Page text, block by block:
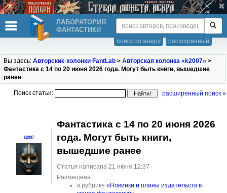
ЛАБОРАТОРИЯ
ФАНТАСТИКИ
расширенный
поиск по жанру
Вы здесь: Авторские колонки FantLab > Авторская колонка «k2007» >
Фантастика с 14 по 20 июня 2026 года. Могут быть книги, вышедшие
ранее
Поиск статьи: расширенный поиск »
k2007
Фантастика с 14 по 20 июня 2026
года. Могут быть книги,
вышедшие ранее
Статья написана 21 июня 12:37
Размещена:
в рубрике «Новинки и планы издательств в